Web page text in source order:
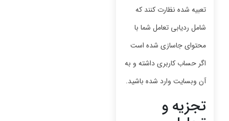
تعبیه شده نظارت کنند که
شامل ردیابی تعامل شما با
محتوای جاسازی شده است
اگر حساب کاربری داشته و به
آن وبسایت وارد شده باشید.
تجزیه و